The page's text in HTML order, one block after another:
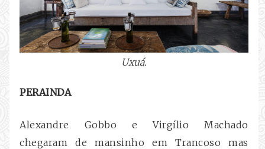
Uxuá.
PERAINDA
Alexandre Gobbo e Virgílio Machado
chegaram de mansinho em Trancoso mas